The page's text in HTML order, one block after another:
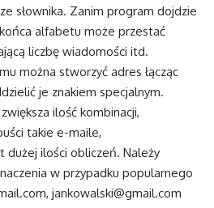
słownika. Zanim program dojdzie
alfabetu może przestać
liczbę wiadomości itd.
można stworzyć adres łącząc
je znakiem specjalnym.
ilość kombinacji,
takie e-maile,
dużej ilości obliczeń. Należy
w przypadku popularnego
jankowalski@gmail.com